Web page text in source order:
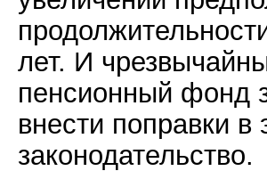
лет. И
пенсионный фонд
внести поправки в
законодательство.